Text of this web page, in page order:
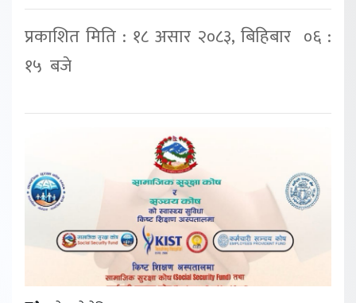
प्रकाशित मिति : १८ असार २०८३, बिहिबार ०६ :
१५ बजे